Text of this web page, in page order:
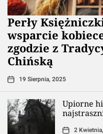
Perły
wsparcie
zgodzie z
Chińską
19 Sierpnia, 2025
Upiorne
2